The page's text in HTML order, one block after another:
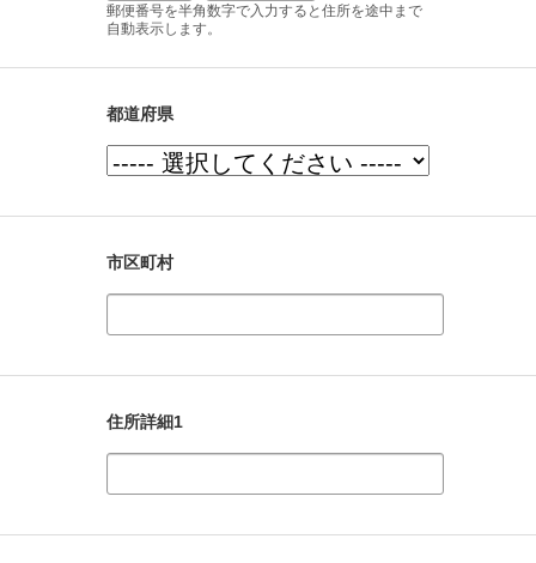
郵便番号を半角数字で入力すると住所を途中まで
自動表示します。
都道府県
市区町村
住所詳細1